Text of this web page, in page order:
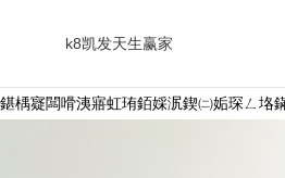
鍖楀寲闆嗗洟寤虹珛銆婇泦鍥㈡姤琛ㄥ垎
k8凯发天生赢家